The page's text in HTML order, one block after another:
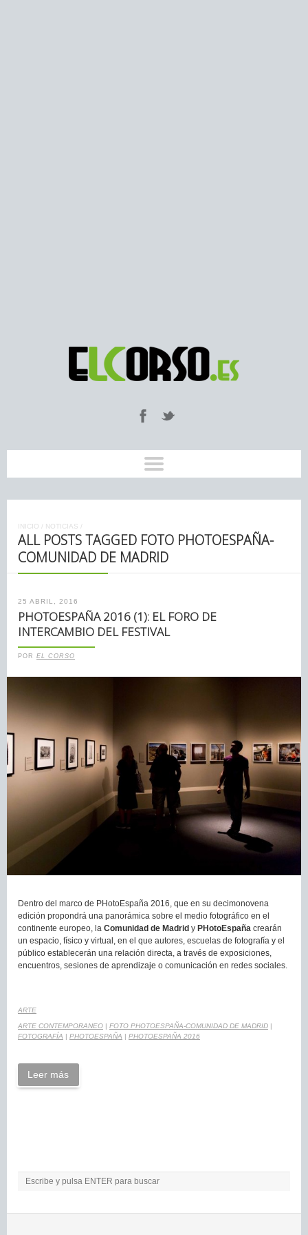
INICIO / NOTICIAS /
ALL POSTS TAGGED FOTO PHOTOESPAÑA-
COMUNIDAD DE MADRID
25 ABRIL, 2016
PHOTOESPAÑA 2016 (1): EL FORO DE
INTERCAMBIO DEL FESTIVAL
POR EL CORSO
Dentro del marco de PHotoEspaña 2016, que en su decimonovena
edición propondrá una panorámica sobre el medio fotográfico en el
continente europeo, la Comunidad de Madrid y PHotoEspaña crearán
un espacio, físico y virtual, en el que autores, escuelas de fotografía y el
público establecerán una relación directa, a través de exposiciones,
encuentros, sesiones de aprendizaje o comunicación en redes sociales.
ARTE
ARTE CONTEMPORANEO | FOTO PHOTOESPAÑA-COMUNIDAD DE MADRID |
FOTOGRAFÍA | PHOTOESPAÑA | PHOTOESPAÑA 2016
Leer más